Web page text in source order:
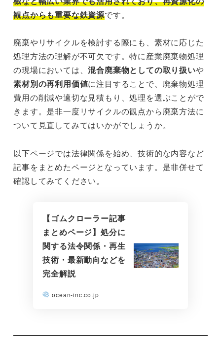
観点からも重要な鉄資源です。
廃棄やリサイクルを検討する際にも、素材に応じた
処理方法の理解が不可欠です。特に産業廃棄物処理
の現場においては、混合廃棄物としての取り扱いや
素材別の再利用価値に注目することで、廃棄物処理
費用の削減や適切な見積もり、処理を選ぶことがで
きます。是非一度リサイクルの観点から廃棄方法に
ついて見直してみてはいかがでしょうか。
以下ページでは法律関係を始め、技術的な内容など
記事をまとめたページとなっています。是非併せて
確認してみてください。
【ゴムクローラー記事
まとめページ】処分に
関する法令関係・再生
技術・最新動向などを
完全解説
ocean-inc.co.jp